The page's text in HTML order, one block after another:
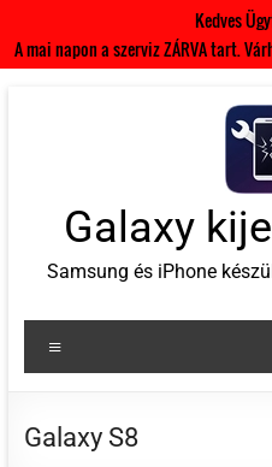
Galaxy
Samsung és iPhone
Galaxy S8
Kedves
A mai napon a szerviz ZÁRVA tart.